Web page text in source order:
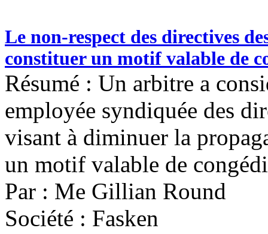
Le non-respect des directives
constituer un motif valable de
Résumé : Un arbitre a
employée syndiquée des
visant à diminuer la
un motif valable de
Par : Me Gillian Round
Société : Fasken